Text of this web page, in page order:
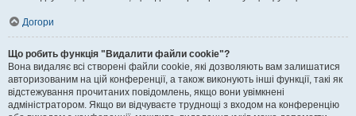
Догори
Що робить функція "Видалити файли cookie"?
Вона видаляє всі створені файли cookie, які дозволяють вам залишатися
авторизованим на цій конференції, а також виконують інші функції, такі як
відстежування прочитаних повідомлень, якщо вони увімкнені
адміністратором. Якщо ви відчуваєте труднощі з входом на конференцію